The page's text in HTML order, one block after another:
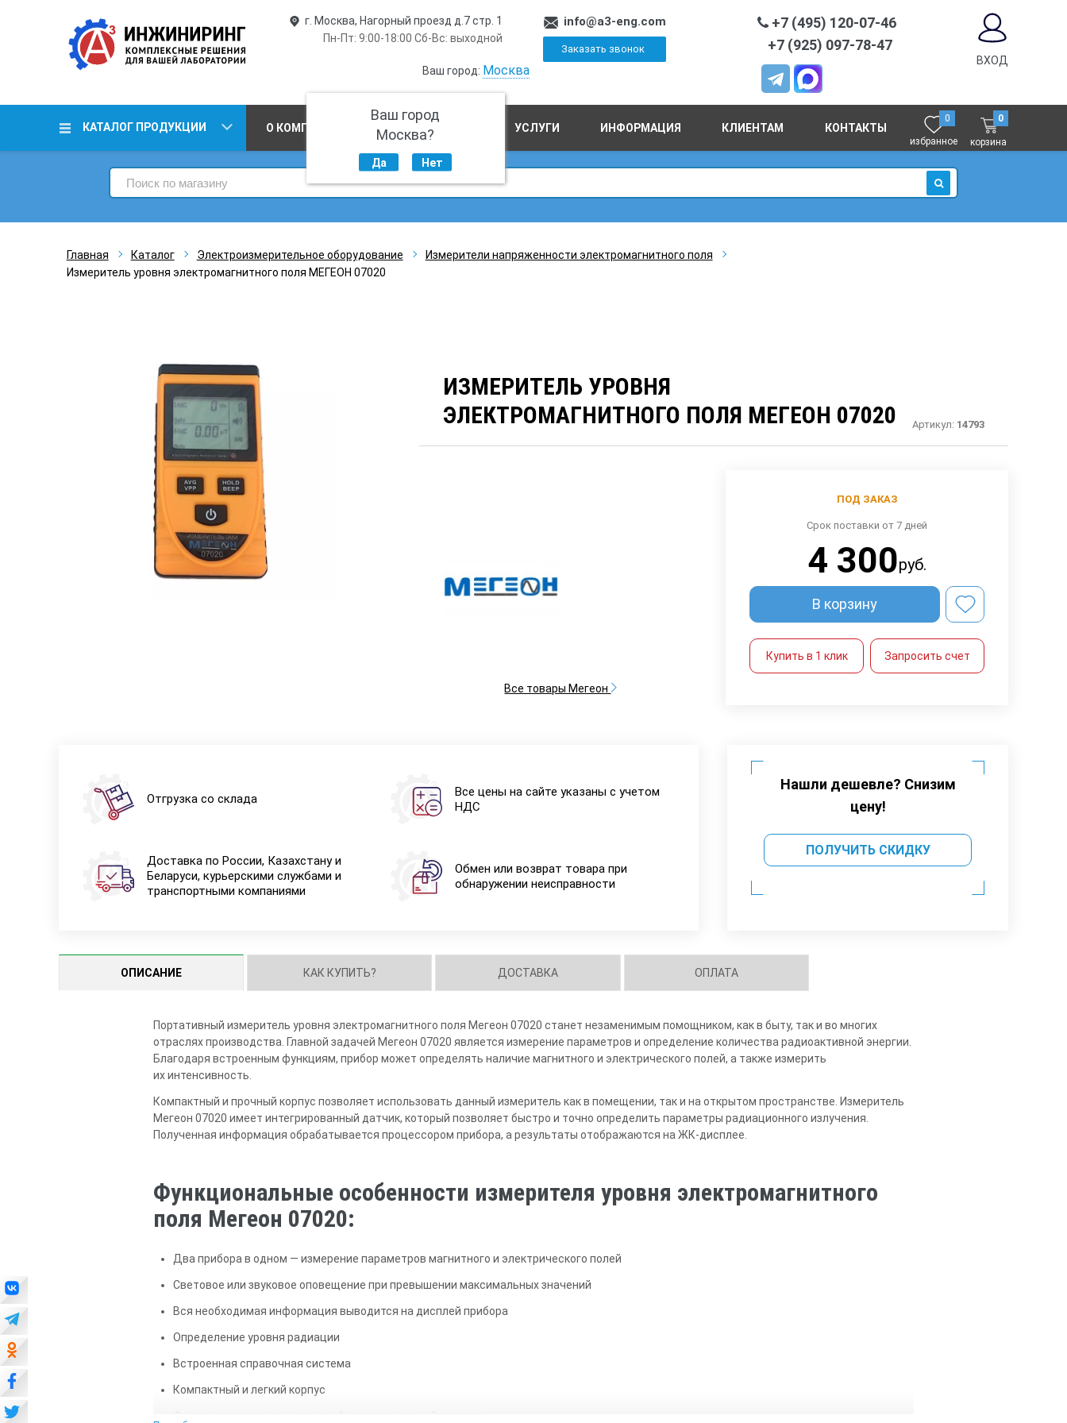
г. Москва, Нагорный проезд д.7 стр. 1
Пн-Пт: 9:00-18:00 Сб-Вс: выходной
Ваш город: Москва
Ваш город
Москва?
Да Нет
info@a3-eng.com
Заказать звонок
+7 (495) 120-07-46
+7 (925) 097-78-47
ВХОД
КАТАЛОГ ПРОДУКЦИИ О КОМПАНИИ ПРОИЗВОДСТВО УСЛУГИ ИНФОРМАЦИЯ КЛИЕНТАМ КОНТАКТЫ
0
избранное
0
корзина
ИСКАТЬ
Главная Каталог Электроизмерительное оборудование
Измерители напряженности электромагнитного поля
Измеритель уровня электромагнитного поля МЕГЕОН 07020
ИЗМЕРИТЕЛЬ УРОВНЯ
ЭЛЕКТРОМАГНИТНОГО ПОЛЯ МЕГЕОН 07020
Артикул: 14793
Все товары Мегеон
ПОД ЗАКАЗ
Срок поставки от 7 дней
4 300руб.
В корзину
Купить в 1 клик Запросить счет
Отгрузка со склада
Все цены на сайте указаны с учетом
НДС
Доставка по России, Казахстану и
Беларуси, курьерскими службами и
транспортными компаниями
Обмен или возврат товара при
обнаружении неисправности
Нашли дешевле? Снизим
цену!
ПОЛУЧИТЬ СКИДКУ
ОПИСАНИЕ КАК КУПИТЬ? ДОСТАВКА ОПЛАТА
Портативный измеритель уровня электромагнитного поля Мегеон 07020 станет незаменимым помощником, как в быту, так и во многих
отраслях производства. Главной задачей Мегеон 07020 является измерение параметров и определение количества радиоактивной энергии.
Благодаря встроенным функциям, прибор может определять наличие магнитного и электрического полей, а также измерить
их интенсивность.
Компактный и прочный корпус позволяет использовать данный измеритель как в помещении, так и на открытом пространстве. Измеритель
Мегеон 07020 имеет интегрированный датчик, который позволяет быстро и точно определить параметры радиационного излучения.
Полученная информация обрабатывается процессором прибора, а результаты отображаются на ЖК-дисплее.
Функциональные особенности измерителя уровня электромагнитного
поля Мегеон 07020:
Два прибора в одном — измерение параметров магнитного и электрического полей
Световое или звуковое оповещение при превышении максимальных значений
Вся необходимая информация выводится на дисплей прибора
Определение уровня радиации
Встроенная справочная система
Компактный и легкий корпус
Фиксация полученных значений нажатием одной клавиши